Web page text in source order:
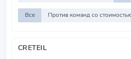
Все
CRETEIL